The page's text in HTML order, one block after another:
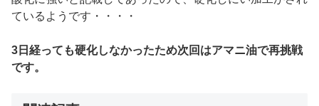
ているようです・・・・
3日経っても硬化しなかったため次回はアマニ油で再挑戦
です。